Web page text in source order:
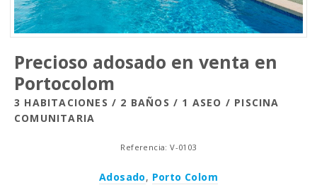
Precioso adosado en venta en
Portocolom
3 HABITACIONES / 2 BAÑOS / 1 ASEO / PISCINA
COMUNITARIA
Referencia: V-0103
Adosado, Porto Colom